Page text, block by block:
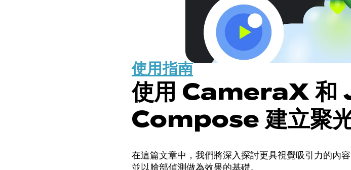
使用指南
使用 CameraX
Compose 建立聚
在這篇文章中，我們將深入探討更具視覺吸引力的內
並以臉部偵測做為效果的基礎。